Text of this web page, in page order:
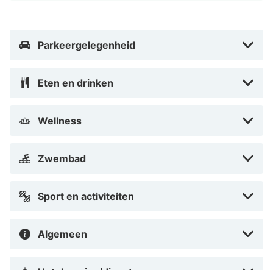
evenementfaciliteiten in dit hotel. Ter plaatse heb je
zorgt voor het kijkplezier. Badkamers met een douche
telefoon en een bureau, terwijl er dagelijks een
Afstanden worden weergegeven tot op 0,1 mijl en
km Zorn House - 1,3 km Vasaloppsmuseet - 1,4 km Kerk
Parkeergelegenheid
Eten en drinken
Wellness
Zwembad
Sport en activiteiten
Algemeen